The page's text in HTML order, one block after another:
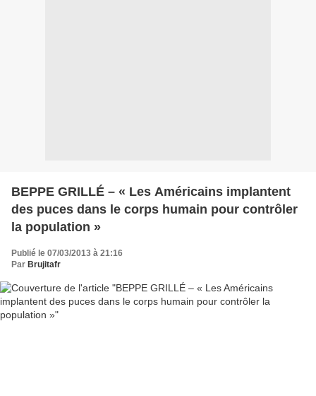
BEPPE GRILLÉ – « Les Américains implantent
des puces dans le corps humain pour contrôler
la population »
Publié le 07/03/2013 à 21:16
Par Brujitafr